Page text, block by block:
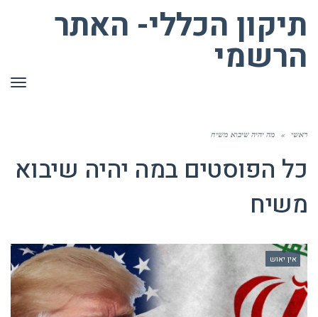
תיקון הכללי- האתר
הרשמי
ראשי » מה יהיה שיבוא משיח
כל הפוסטים במה יהיה שיבוא
משיח
אין יאוש